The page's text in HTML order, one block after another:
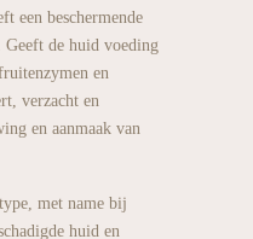
een beschermende
de huid voeding
en
verzacht en
en aanmaak van
met name bij
huid en